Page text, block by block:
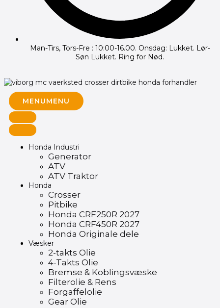
Man-Tirs, Tors-Fre : 10:00-16.00. Onsdag: Lukket. Lør-
Søn Lukket. Ring for Nød.
MENUMENU
Honda Industri
Generator
ATV
ATV Traktor
Honda
Crosser
Pitbike
Honda CRF250R 2027
Honda CRF450R 2027
Honda Originale dele
Væsker
2-takts Olie
4-Takts Olie
Bremse & Koblingsvæske
Filterolie & Rens
Forgaffelolie
Gear Olie